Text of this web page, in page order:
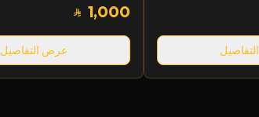
1,000
عرض التفاصيل